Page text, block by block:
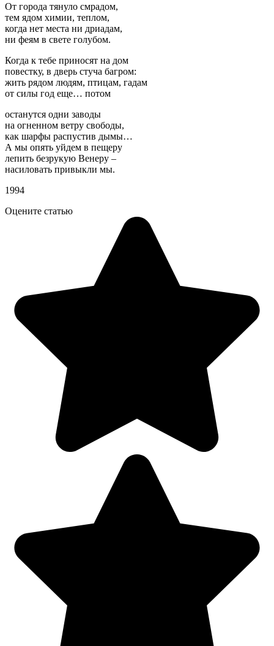
От города тянуло смрадом,
тем ядом химии, теплом,
когда нет места ни дриадам,
ни феям в свете голубом.
Когда к тебе приносят на дом
повестку, в дверь стуча багром:
жить рядом людям, птицам, гадам
от силы год еще… потом
останутся одни заводы
на огненном ветру свободы,
как шарфы распустив дымы…
А мы опять уйдем в пещеру
лепить безрукую Венеру –
насиловать привыкли мы.
1994
Оцените статью